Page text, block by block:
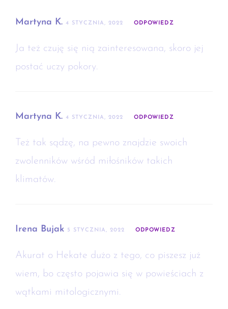
Martyna K. 4 STYCZNIA, 2022 ODPOWIEDZ
Ja też czuję się nią zainteresowana, skoro jej
postać uczy pokory.
Martyna K. 4 STYCZNIA, 2022 ODPOWIEDZ
Też tak sądzę, na pewno znajdzie swoich
zwolenników wśród miłośników takich
klimatów.
Irena Bujak 5 STYCZNIA, 2022 ODPOWIEDZ
Akurat o Hekate dużo z tego, co piszesz już
wiem, bo często pojawia się w powieściach z
wątkami mitologicznymi.